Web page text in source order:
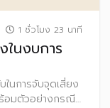
1 ชั่วโมง 23 นาที
นงบการ
ในการจับจุดเสี่ยง
อมตัวอย่างกรณี